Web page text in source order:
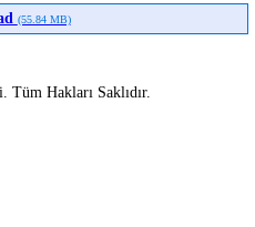
(55.84 MB)
Tüm Hakları Saklıdır.